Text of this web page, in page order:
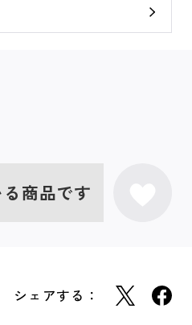
商品です
シェアする：